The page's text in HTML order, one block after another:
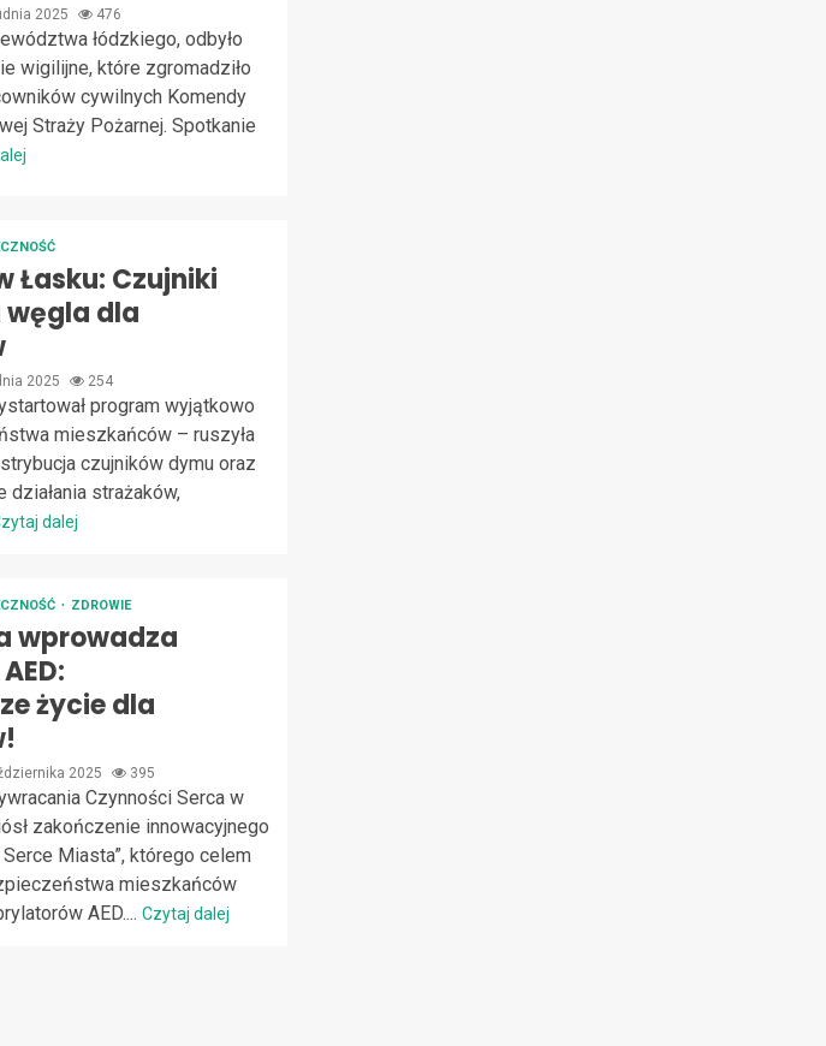
2025 476
łódzkiego, odbyło
wigilijne, które zgromadziło
cywilnych Komendy
Straży Pożarnej. Spotkanie
Łasku: Czujniki
dla
2025 254
program wyjątkowo
mieszkańców – ruszyła
czujników dymu oraz
działania strażaków,
dalej
ZDROWIE
wprowadza
życie dla
2025 395
Czynności Serca w
zakończenie innowacyjnego
Miasta”, którego celem
mieszkańców
AED.... Czytaj dalej